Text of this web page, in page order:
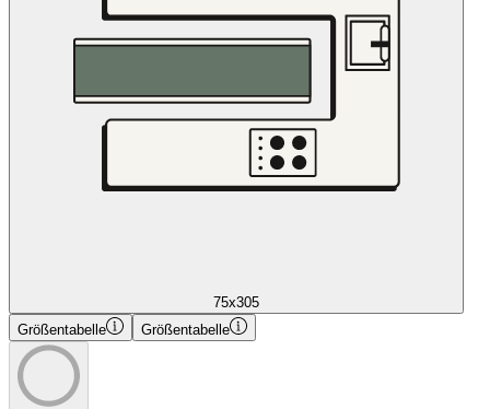
75x305
Größentabelle
Größentabelle